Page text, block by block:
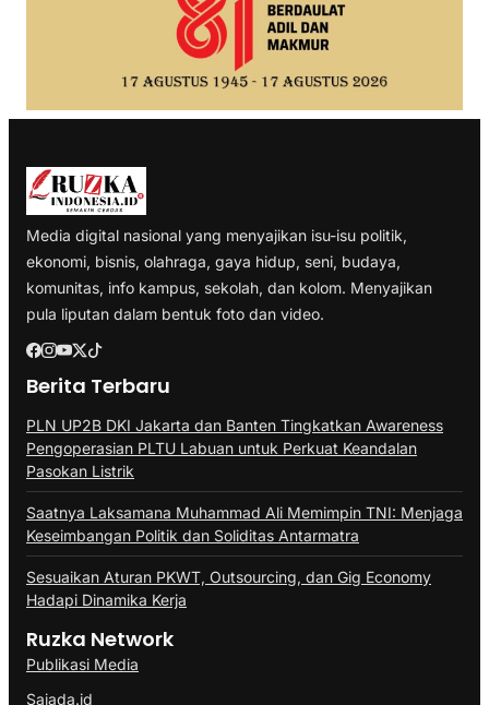
Media digital nasional yang menyajikan isu-isu politik,
ekonomi, bisnis, olahraga, gaya hidup, seni, budaya,
komunitas, info kampus, sekolah, dan kolom. Menyajikan
pula liputan dalam bentuk foto dan video.
Berita Terbaru
PLN UP2B DKI Jakarta dan Banten Tingkatkan Awareness
Pengoperasian PLTU Labuan untuk Perkuat Keandalan
Pasokan Listrik
Saatnya Laksamana Muhammad Ali Memimpin TNI: Menjaga
Keseimbangan Politik dan Soliditas Antarmatra
Sesuaikan Aturan PKWT, Outsourcing, dan Gig Economy
Hadapi Dinamika Kerja
Ruzka Network
Publikasi Media
Sajada.id